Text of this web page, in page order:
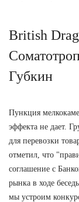
British
Губкин
Пункция
эффекта не дает.
для перевозки
отметил, что
соглашение с
рынка в ходе
мы устроим